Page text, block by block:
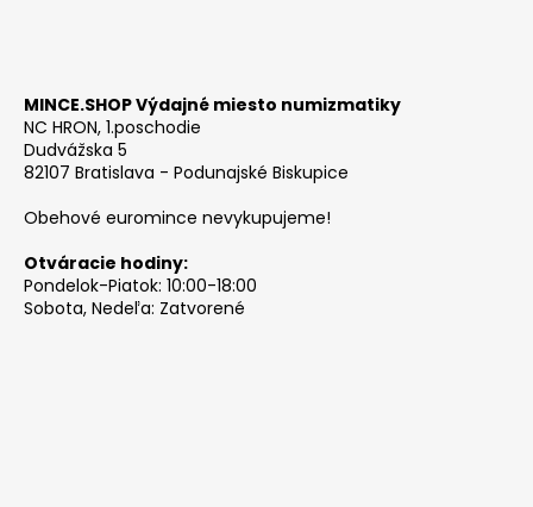
MINCE.SHOP Výdajné miesto numizmatiky
NC HRON, 1.poschodie
Dudvážska 5
82107 Bratislava - Podunajské Biskupice
Obehové euromince nevykupujeme!
Otváracie hodiny:
Pondelok-Piatok: 10:00-18:00
Sobota, Nedeľa: Zatvorené